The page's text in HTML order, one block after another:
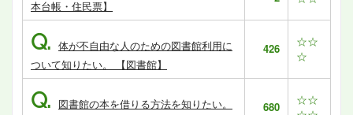
本台帳・住民票】
Q. 体が不自由な人のための図書館利用に
ついて知りたい。 【図書館】
426
☆☆
☆
Q. 図書館の本を借りる方法を知りたい。
680
☆☆